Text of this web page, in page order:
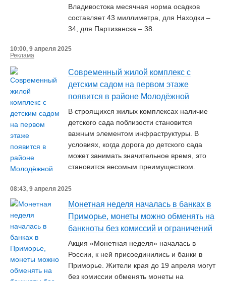
Владивостока месячная норма осадков
составляет 43 миллиметра, для Находки –
34, для Партизанска – 38.
10:00, 9 апреля 2025
Реклама
Современный жилой комплекс с
детским садом на первом этаже
появится в районе Молодёжной
В строящихся жилых комплексах наличие
детского сада поблизости становится
важным элементом инфраструктуры. В
условиях, когда дорога до детского сада
может занимать значительное время, это
становится весомым преимуществом.
08:43, 9 апреля 2025
Монетная неделя началась в банках в
Приморье, монеты можно обменять на
банкноты без комиссий и ограничений
Акция «Монетная неделя» началась в
России, к ней присоединились и банки в
Приморье. Жители края до 19 апреля могут
без комиссии обменять монеты на